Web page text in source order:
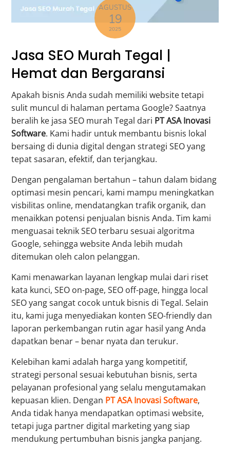
AGUSTUS
19
2025
Jasa SEO Murah Tegal |
Hemat dan Bergaransi
Apakah bisnis Anda sudah memiliki website tetapi
sulit muncul di halaman pertama Google? Saatnya
beralih ke jasa SEO murah Tegal dari PT ASA Inovasi
Software. Kami hadir untuk membantu bisnis lokal
bersaing di dunia digital dengan strategi SEO yang
tepat sasaran, efektif, dan terjangkau.
Dengan pengalaman bertahun – tahun dalam bidang
optimasi mesin pencari, kami mampu meningkatkan
visbilitas online, mendatangkan trafik organik, dan
menaikkan potensi penjualan bisnis Anda. Tim kami
menguasai teknik SEO terbaru sesuai algoritma
Google, sehingga website Anda lebih mudah
ditemukan oleh calon pelanggan.
Kami menawarkan layanan lengkap mulai dari riset
kata kunci, SEO on-page, SEO off-page, hingga local
SEO yang sangat cocok untuk bisnis di Tegal. Selain
itu, kami juga menyediakan konten SEO-friendly dan
laporan perkembangan rutin agar hasil yang Anda
dapatkan benar – benar nyata dan terukur.
Kelebihan kami adalah harga yang kompetitif,
strategi personal sesuai kebutuhan bisnis, serta
pelayanan profesional yang selalu mengutamakan
kepuasan klien. Dengan PT ASA Inovasi Software,
Anda tidak hanya mendapatkan optimasi website,
tetapi juga partner digital marketing yang siap
mendukung pertumbuhan bisnis jangka panjang.